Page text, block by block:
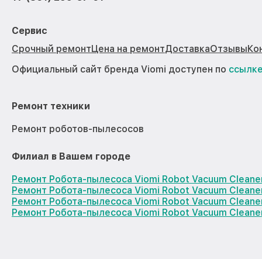
Сервис
Срочный ремонтЦена на ремонтДоставкаОтзывы
Официальный сайт бренда Viomi доступен по
Ремонт техники
Ремонт роботов-пылесосов
Филиал в Вашем городе
Ремонт Робота-пылесоса Viomi Robot Vacuum
Ремонт Робота-пылесоса Viomi Robot Vacuum
Ремонт Робота-пылесоса Viomi Robot Vacuum
Ремонт Робота-пылесоса Viomi Robot Vacuum